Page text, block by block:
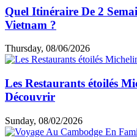
Top 20 Des Meilleurs
Hanoi à Découvrir
Vietnam Vs Cambodge -
Et Quel Pays Choisir ?